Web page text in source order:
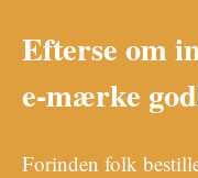
Efterse om
e-mærke
Forinden folk